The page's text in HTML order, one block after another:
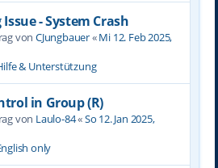
Issue - System Crash
von CJungbauer«Mi 12. Feb 2025,
& Unterstützung
in Group (R)
von Laulo-84«So 12. Jan 2025,
only